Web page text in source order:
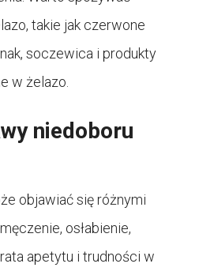
takie jak czerwone
soczewica i produkty
w żelazo.
niedoboru
objawiać się różnymi
osłabienie,
apetytu i trudności w